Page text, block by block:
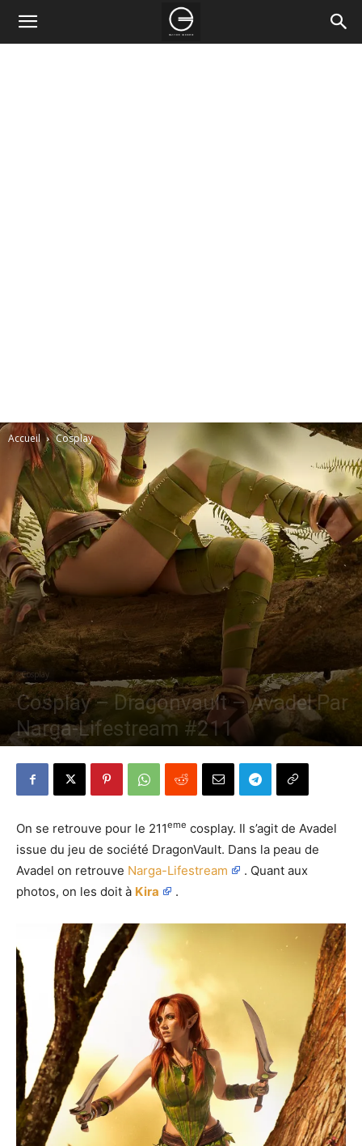
Accueil Cosplay
Cosplay
Cosplay – Dragonvault – Avadel Par
Narga-Lifestream #211
On se retrouve pour le 211eme cosplay. Il s’agit de Avadel
issue du jeu de société DragonVault. Dans la peau de
Avadel on retrouve Narga-Lifestream
. Quant aux
photos, on les doit à Kira .